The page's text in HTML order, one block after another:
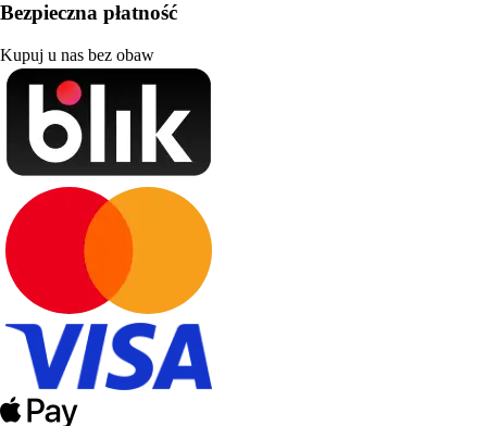
Bezpieczna płatność
Kupuj u nas bez obaw